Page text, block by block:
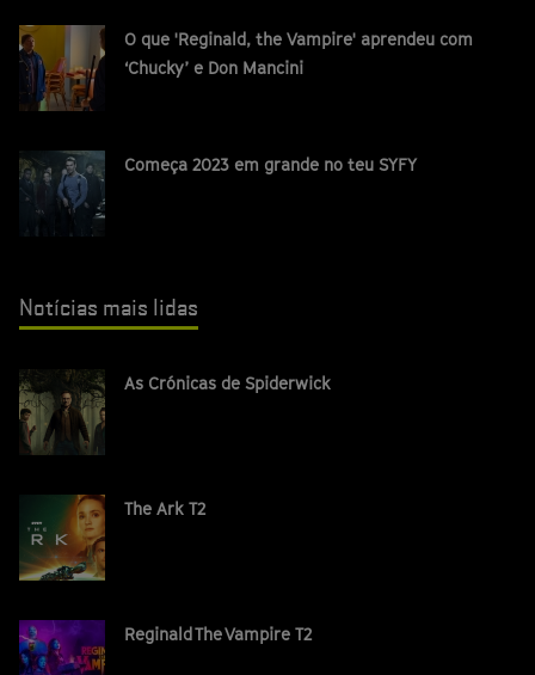
O que 'Reginald, the Vampire' aprendeu com
‘Chucky’ e Don Mancini
Começa 2023 em grande no teu SYFY
Notícias mais lidas
As Crónicas de Spiderwick
The Ark T2
Reginald The Vampire T2